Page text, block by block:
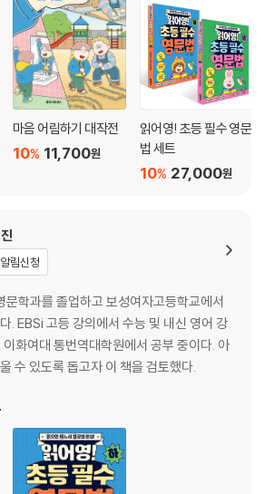
마음 어림하기 대작전
11,700원
10%
읽어영! 초등 필수 영문
법 세트
27,000원
10%
림신청
문학과를 졸업하고 보성여자고등학교에서
. EBSi 고등 강의에서 수능 및 내신 영어 강
화여대 통번역대학원에서 공부 중이다. 아
수 있도록 돕고자 이 책을 검토했다.